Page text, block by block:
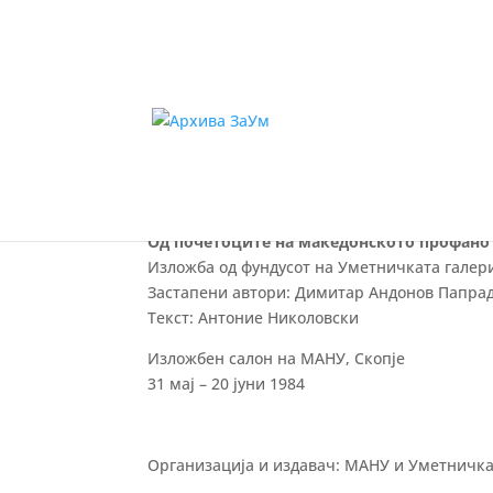
Од почетоците на
Од почетоците на македонското профано
Изложба од фундусот на Уметничката
Застапени автори: Димитар Андонов
Текст: Антоние Николовски
Изложбен салон на МАНУ, Скопје
31 мај – 20 јуни 1984
Организација и издавач: МАНУ и Уметничка